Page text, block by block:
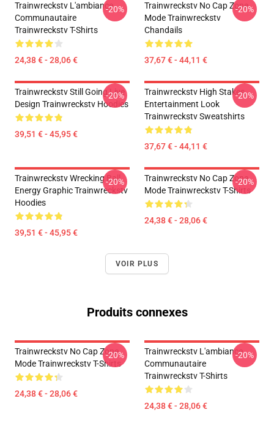
Trainwreckstv L'ambiance
Communautaire
Trainwreckstv T-Shirts
24,38 € - 28,06 €
-20%
Trainwreckstv No Cap Zone
Mode Trainwreckstv
Chandails
37,67 € - 44,11 €
-20%
Trainwreckstv Still Going Live
Design Trainwreckstv Hoodies
39,51 € - 45,95 €
-20%
Trainwreckstv High Stakes
Entertainment Look
Trainwreckstv Sweatshirts
37,67 € - 44,11 €
-20%
Trainwreckstv Wrecking Ball
Energy Graphic Trainwreckstv
Hoodies
39,51 € - 45,95 €
-20%
Trainwreckstv No Cap Zone
Mode Trainwreckstv T-Shirts
24,38 € - 28,06 €
-20%
VOIR PLUS
Produits connexes
Trainwreckstv No Cap Zone
Mode Trainwreckstv T-Shirts
24,38 € - 28,06 €
-20%
Trainwreckstv L'ambiance
Communautaire
Trainwreckstv T-Shirts
24,38 € - 28,06 €
-20%